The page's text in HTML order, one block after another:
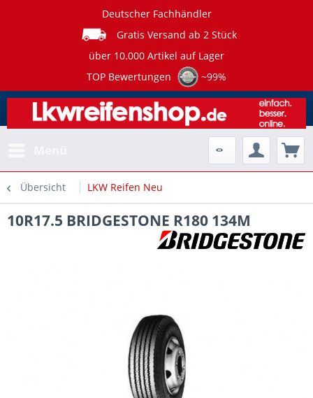
Deutscher Fachhändler
Gratis Versand ab 2 Stück
über 10.000 Artikel auf Lager
TOP Bewertungen
~99%
Übersicht LKW Reifen Neu
10R17.5 BRIDGESTONE R180 134M